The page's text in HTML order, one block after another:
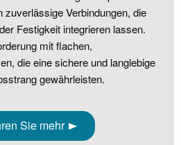
zuverlässige Verbindungen, die
Festigkeit integrieren lassen.
mit flachen,
die eine sichere und langlebige
gewährleisten.
Sie mehr